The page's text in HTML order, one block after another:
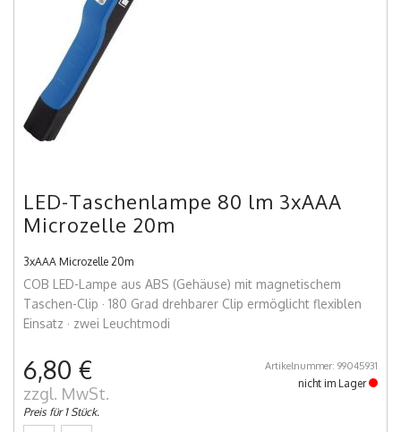
LED-Taschenlampe 80 lm 3xAAA
Microzelle 20m
3xAAA Microzelle 20m
COB LED-Lampe aus ABS (Gehäuse) mit magnetischem
Taschen-Clip · 180 Grad drehbarer Clip ermöglicht flexiblen
Einsatz · zwei Leuchtmodi
6,80 €
zzgl. MwSt.
Preis für 1 Stück.
Artikelnummer: 99045931
nicht im Lager